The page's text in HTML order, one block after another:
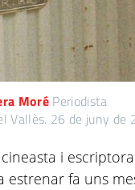
Moré Periodista
Vallès. 26 de juny de
i
estrenar fa uns